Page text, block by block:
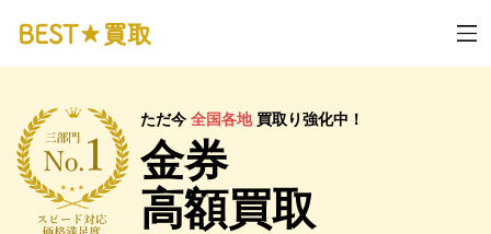
ただ今全国各地買取り強化中！
金券
高額買取